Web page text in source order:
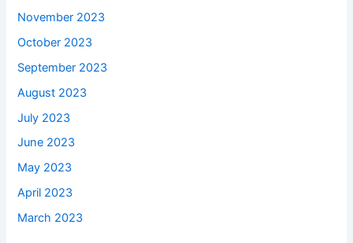
November 2023
October 2023
September 2023
August 2023
July 2023
June 2023
May 2023
April 2023
March 2023